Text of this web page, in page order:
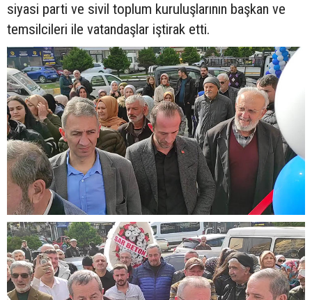
siyasi parti ve sivil toplum kuruluşlarının başkan ve
temsilcileri ile vatandaşlar iştirak etti.